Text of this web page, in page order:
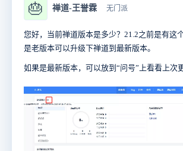
🎂 禅道-王誉霖 无门派
您好，当前禅道版本是多少？21.2之前是有这
是老版本可以升级下禅道到最新版本。
如果是最新版本，可以放到“问号”上看看上次